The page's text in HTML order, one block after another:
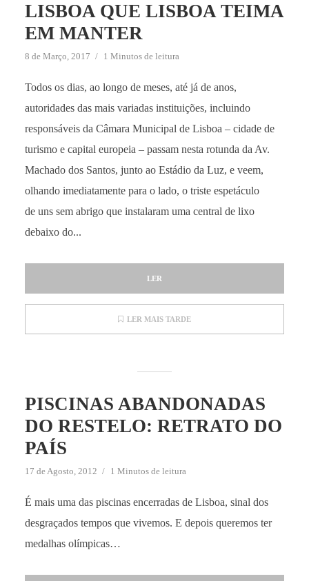
LISBOA QUE LISBOA TEIMA
EM MANTER
8 de Março, 2017 1 Minutos de leitura
Todos os dias, ao longo de meses, até já de anos,
autoridades das mais variadas instituições, incluindo
responsáveis da Câmara Municipal de Lisboa – cidade de
turismo e capital europeia – passam nesta rotunda da Av.
Machado dos Santos, junto ao Estádio da Luz, e veem,
olhando imediatamente para o lado, o triste espetáculo
de uns sem abrigo que instalaram uma central de lixo
debaixo do...
LER
LER MAIS TARDE
PISCINAS ABANDONADAS
DO RESTELO: RETRATO DO
PAÍS
17 de Agosto, 2012 1 Minutos de leitura
É mais uma das piscinas encerradas de Lisboa, sinal dos
desgraçados tempos que vivemos. E depois queremos ter
medalhas olímpicas…